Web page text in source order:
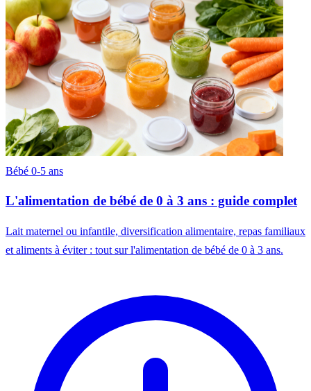
Bébé 0-5 ans
L'alimentation de bébé de 0 à 3 ans : guide complet
Lait maternel ou infantile, diversification alimentaire, repas familiaux
et aliments à éviter : tout sur l'alimentation de bébé de 0 à 3 ans.